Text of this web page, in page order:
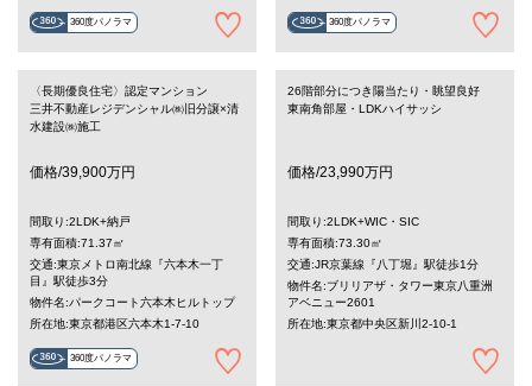
360度パノラマ 360度パノラマ
〈長期優良住宅〉認定マンション
三井不動産レジデンシャル㈱旧分譲×清
水建設㈱施工
価格/39,900万円
間取り:2LDK+納戸
専有面積:71.37㎡
交通:東京メトロ南北線『六本木一丁
目』駅徒歩3分
物件名:パークコート六本木ヒルトップ
所在地:東京都港区六本木1-7-10
360度パノラマ
26階部分につき陽当たり・眺望良好
東南角部屋・LDKハイサッシ
価格/23,990万円
間取り:2LDK+WIC・SIC
専有面積:73.30㎡
交通:JR京葉線『八丁堀』駅徒歩1分
物件名:ブリリアザ・タワー東京八重洲
アベニュー2601
所在地:東京都中央区新川2-10-1